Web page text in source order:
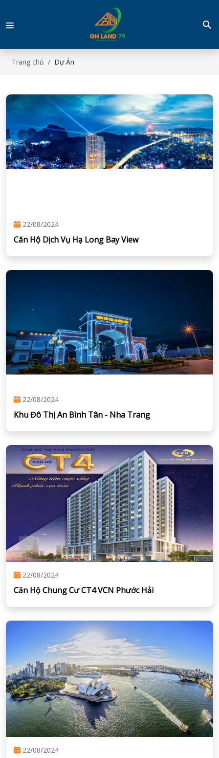
Trang chủ Dự Án
22/08/2024
Căn Hộ Dịch Vụ Hạ Long Bay View
22/08/2024
Khu Đô Thị An Bình Tân - Nha Trang
22/08/2024
Căn Hộ Chung Cư CT4 VCN Phước Hải
22/08/2024